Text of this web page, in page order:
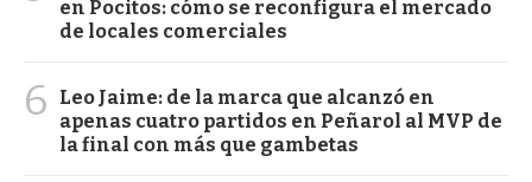
en Pocitos: cómo se reconfigura el mercado
de locales comerciales
6
Leo Jaime: de la marca que alcanzó en
apenas cuatro partidos en Peñarol al MVP de
la final con más que gambetas